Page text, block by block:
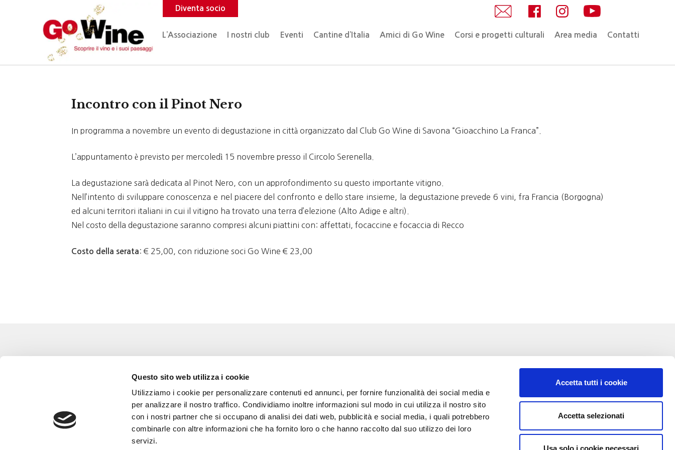
Questo sito web utilizza i cookie
Utilizziamo i cookie per personalizzare contenuti ed annunci, per fornire funzionalità dei social media e
per analizzare il nostro traffico. Condividiamo inoltre informazioni sul modo in cui utilizza il nostro sito
con i nostri partner che si occupano di analisi dei dati web, pubblicità e social media, i quali potrebbero
combinarle con altre informazioni che ha fornito loro o che hanno raccolto dal suo utilizzo dei loro
servizi.
Accetta tutti i cookie
Accetta selezionati
Usa solo i cookie necessari
Diventa socio
L’Associazione I nostri club Eventi Cantine d’Italia Amici di Go Wine Corsi e progetti culturali Area media Contatti
Incontro con il Pinot Nero
In programma a novembre un evento di degustazione in città organizzato dal Club Go Wine di Savona “Gioacchino La Franca”.
L’appuntamento è previsto per mercoledì 15 novembre presso il Circolo Serenella.
La degustazione sarà dedicata al Pinot Nero, con un approfondimento su questo importante vitigno.
Nell’intento di sviluppare conoscenza e nel piacere del confronto e dello stare insieme, la degustazione prevede 6 vini, fra Francia (Borgogna)
ed alcuni territori italiani in cui il vitigno ha trovato una terra d’elezione (Alto Adige e altri).
Nel costo della degustazione saranno compresi alcuni piattini con: affettati, focaccine e focaccia di Recco
Costo della serata : € 25,00, con riduzione soci Go Wine € 23,00
Corsi e Progetti culturali
Cookie policy
L’associazione
Gli amici di Go Wine
Area stampa
12051 Alba (Cn)
tel. +39 0173 364631
Codice fiscale e P.IVA: